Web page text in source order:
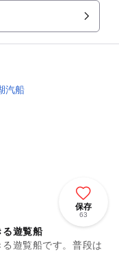
保存
63
る遊覧船
遊覧船です。普段は